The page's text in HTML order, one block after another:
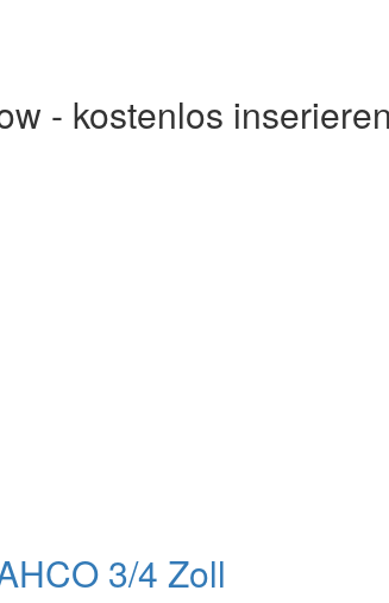
- kostenlos inserieren
3/4 Zoll